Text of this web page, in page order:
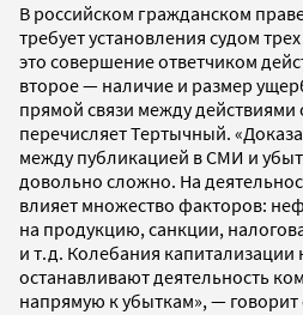
В российском гражданском
требует установления судом
это совершение ответчиком
второе — наличие и размер
прямой связи между
перечисляет Тертычный.
между публикацией в СМИ и
довольно сложно. На
влияет множество факторов:
на продукцию, санкции,
и т.д. Колебания капитализации
останавливают деятельность
напрямую к убыткам», — говорит